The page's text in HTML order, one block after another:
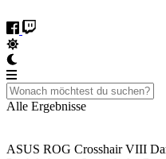
Alle Ergebnisse
ASUS ROG Crosshair VIII